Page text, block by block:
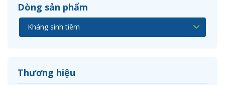
Dòng sản phẩm
Thương hiệu